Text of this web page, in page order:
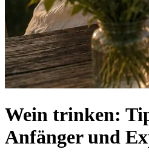
Wein trinken:
Anfänger und